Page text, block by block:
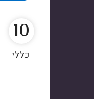
10
כללי